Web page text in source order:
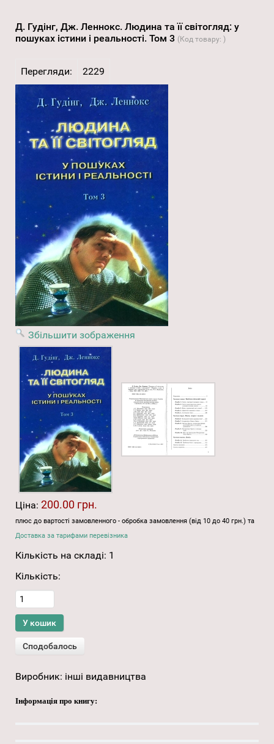
Д. Гудінг, Дж. Леннокс. Людина та її світогляд: у
пошуках істини і реальності. Том 3 (Код товару: )
Перегляди: 2229
Збільшити зображення
Ціна: 200.00 грн.
плюс до вартості замовленного - обробка замовлення (від 10 до 40 грн.) та
Доставка за тарифами перевізника
Кількість на складі: 1
Кількість:
Виробник: інші видавництва
Інформація про книгу: